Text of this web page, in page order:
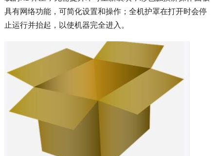
具有网络功能，可简化设置和操作；全机护罩在打开时会停
止运行并抬起，以使机器完全进入。